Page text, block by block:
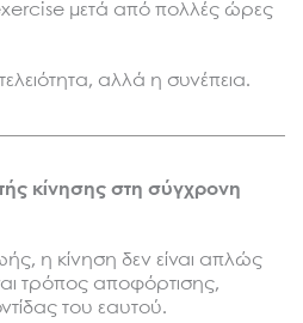
μετά από πολλές ώρες
τελειότητα, αλλά η συνέπεια.
κίνησης στη σύγχρονη
η κίνηση δεν είναι απλώς
τρόπος αποφόρτισης,
του εαυτού.